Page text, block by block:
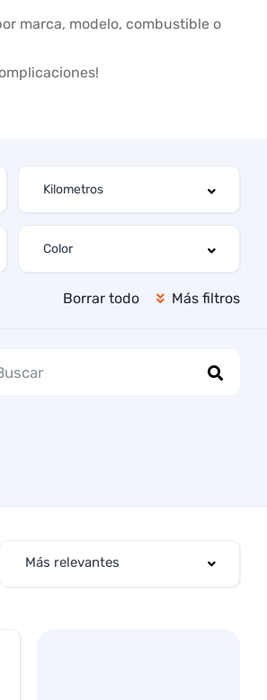
marca, modelo, combustible o
Borrar todo Más filtros
Más relevantes